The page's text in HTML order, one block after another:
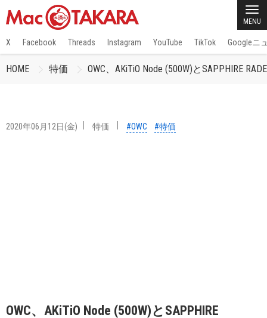
MENU
X Facebook Threads Instagram YouTube TikTok Googleニ
HOME 特価 OWC、AKiTiO Node (500W)とSAPPHIRE
2020年06月12日(金) 特価 #OWC #特価
OWC、AKiTiO Node (500W)とSAPPHIRE